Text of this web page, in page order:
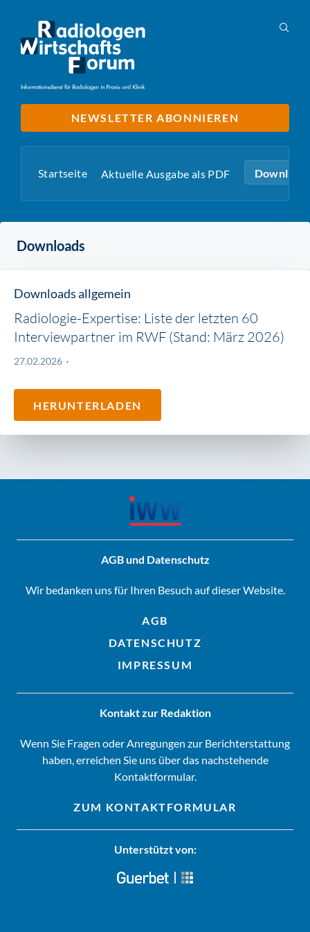
NEWSLETTER ABONNIEREN
Startseite Aktuelle Ausgabe als PDF
Downloads
Downloads allgemein
Radiologie-Expertise: Liste der letzten 60
Interviewpartner im RWF (Stand: März 2026)
27.02.2026
HERUNTERLADEN
AGB und Datenschutz
Wir bedanken uns für Ihren Besuch auf dieser Website.
AGB
DATENSCHUTZ
IMPRESSUM
Kontakt zur Redaktion
Wenn Sie Fragen oder Anregungen zur Berichterstattung
haben, erreichen Sie uns über das nachstehende
Kontaktformular.
ZUM KONTAKTFORMULAR
Unterstützt von: